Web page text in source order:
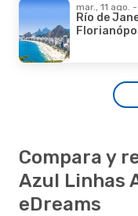
mar., 11 ago.
Río de
Compara y
Azul Linhas
eDreams